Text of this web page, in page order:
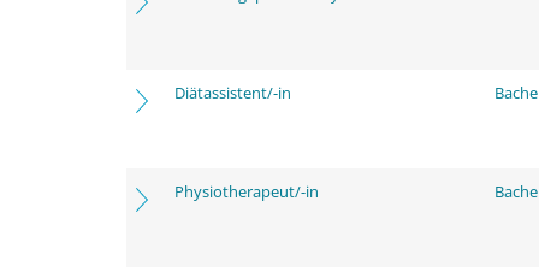
Diätassistent/-in
Physiotherapeut/-in